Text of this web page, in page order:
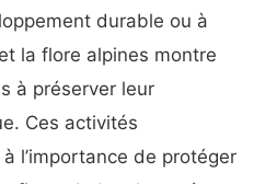
durable ou à
la flore alpines montre
à préserver leur
Ces activités
l’importance de protéger